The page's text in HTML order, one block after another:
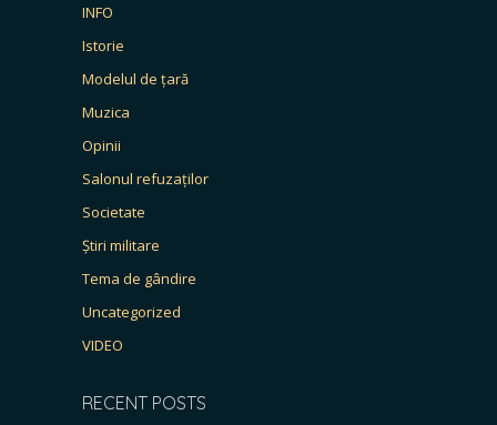
INFO
Istorie
Modelul de țară
Muzica
Opinii
Salonul refuzaților
Societate
Știri militare
Tema de gândire
Uncategorized
VIDEO
RECENT POSTS